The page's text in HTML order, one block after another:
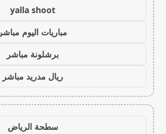
yalla shoot
مباريات اليوم مباشر
برشلونة مباشر
ريال مدريد مباشر
سطحة الرياض